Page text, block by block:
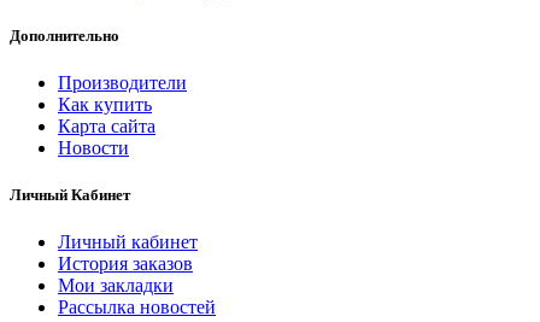
Дополнительно
Производители
Как купить
Карта сайта
Новости
Личный Кабинет
Личный кабинет
История заказов
Мои закладки
Рассылка новостей